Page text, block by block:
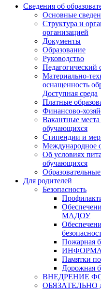
Сведения об
Основные
Структура и
организацией
Документы
Образование
Руководство
Педагогический
Материально-
оснащенность
Доступная среда
Платные
Финансово-
Вакантные
обучающихся
Стипендии и
Международное
Об условиях
обучающихся
Для родителей
Безопасность
МАДОУ
Пожарная
Памятки по
Дорожная
ВНЕДРЕНИЕ
ОБЯЗАТЕЛЬНО